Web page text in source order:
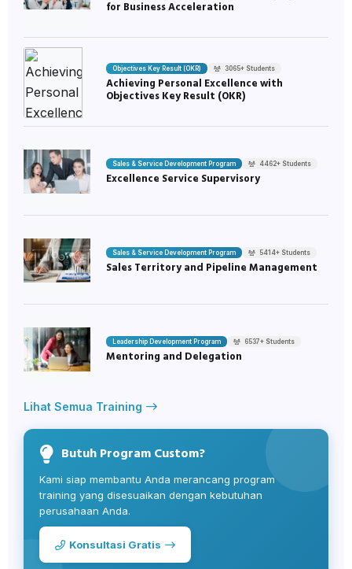
for Business Acceleration
Objectives Key Result (OKR) 3065+ Students
Achieving Personal Excellence with
Objectives Key Result (OKR)
Sales & Service Development Program 4462+ Students
Excellence Service Supervisory
Sales & Service Development Program 5414+ Students
Sales Territory and Pipeline Management
Leadership Development Program 6537+ Students
Mentoring and Delegation
Lihat Semua Training
Butuh Program Custom?
Kami siap membantu Anda merancang program
training yang disesuaikan dengan kebutuhan
perusahaan Anda.
Konsultasi Gratis